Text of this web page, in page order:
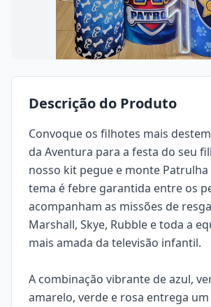
Descrição do Produto
Convoque os filhotes mais
da Aventura para a festa do seu
nosso kit pegue e monte Patrulha
tema é febre garantida entre os
acompanham as missões de
Marshall, Skye, Rubble e toda a
mais amada da televisão infantil.
A combinação vibrante de azul,
amarelo, verde e rosa entrega um